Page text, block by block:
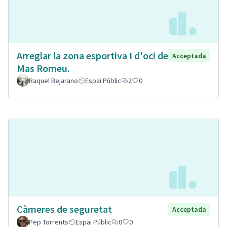
Arreglar la zona esportiva I d'oci de
Mas Romeu.
Acceptada
Raquel Bejarano Espai Públic 2 0
Càmeres de seguretat
Acceptada
Pep Torrents
Espai Públic 0 0